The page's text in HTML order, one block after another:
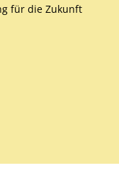
für die Zukunft